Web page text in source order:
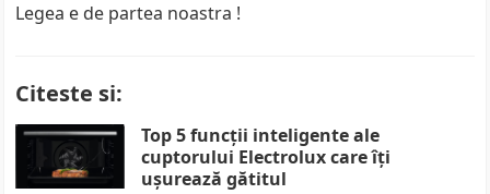
Legea e de partea noastra !
Citeste si:
Top 5 funcții inteligente ale
cuptorului Electrolux care îți
ușurează gătitul